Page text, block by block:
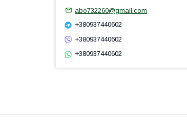
abo732260@gmail.com
+380937440602
+380937440602
+380937440602